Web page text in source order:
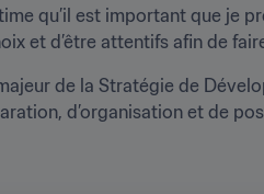
qu’il est important que je
et d’être attentifs afin de
de la Stratégie de
d’organisation et de